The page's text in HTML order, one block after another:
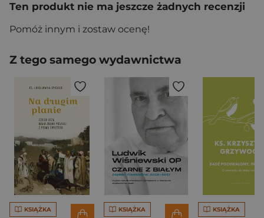
Ten produkt nie ma jeszcze żadnych recenzji
Pomóż innym i zostaw ocenę!
Z tego samego wydawnictwa
KSIĄŻKA KSIĄŻKA KSIĄŻKA